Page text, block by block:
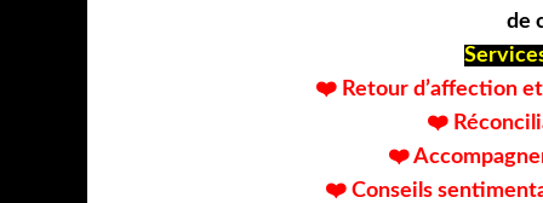
de
❤️ Retour d’affection
❤️
❤️
❤️ Conseils